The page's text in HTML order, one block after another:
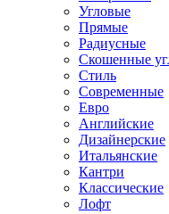
Угловые
Прямые
Радиусные
Скошенные
Стиль
Современные
Евро
Английские
Дизайнерские
Итальянские
Кантри
Классические
Лофт